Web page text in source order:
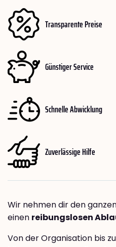
Transparente Preise
Günstiger Service
Schnelle Abwicklung
Zuverlässige Hilfe
Wir nehmen dir den
einen reibungslosen
Von der Organisation bis